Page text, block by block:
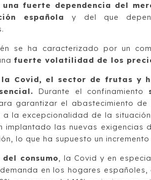
fuerte dependencia del
española
y del que
se ha caracterizado por un
fuerte volatilidad de los
la Covid, el sector de frutas y
Durante el confinamiento
garantizar el abastecimiento
la excepcionalidad de la
implantado las nuevas exigencias
lo que ha supuesto un
consumo, la Covid y en
en los hogares españoles,